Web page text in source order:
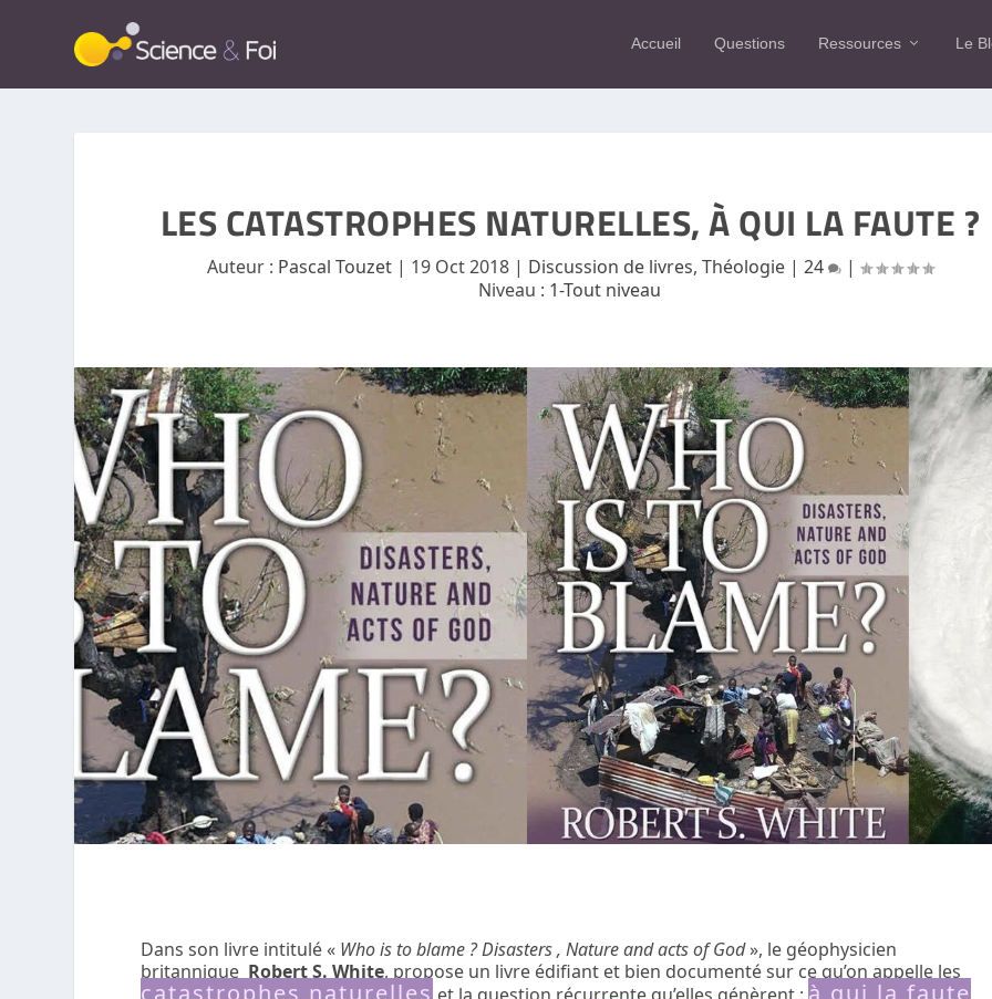
Accueil Questions Ressources Le
LES CATASTROPHES NATURELLES, À QUI LA FAUTE ?
Auteur : Pascal Touzet| 19 Oct 2018| Discussion de livres, Théologie| 24
|
Niveau : 1-Tout niveau
Dans son livre intitulé « Who is to blame ? Disasters , Nature and acts of God», le géophysicien
britannique Robert S. White, propose un livre édifiant et bien documenté sur ce qu’on appelle les